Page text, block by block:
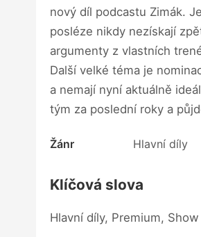
nový díl podcastu Zimák.
posléze nikdy nezískají
argumenty z vlastních
Další velké téma je
a nemají nyní aktuálně
tým za poslední roky a
Žánr Hlavní díly
Klíčová slova
Hlavní díly, Premium, Show